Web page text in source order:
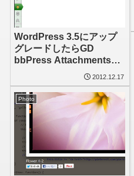
WordPress 3.5にアップ
グレードしたらGD
bbPress Attachmentsの
管理画面が消えた
2012.12.17
Photo